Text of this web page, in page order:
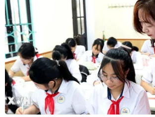
02/08/2026 04:00
Israel nâng mức cảnh báo trước khả
năng Mỹ tấn công Iran
02/08/2026 01:10
Ai Cập chuẩn bị tổ chức họp 4 bên về